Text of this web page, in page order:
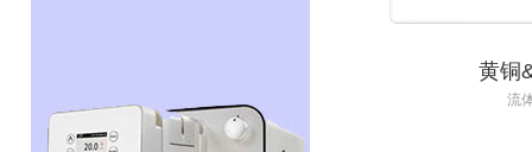
黄铜
流